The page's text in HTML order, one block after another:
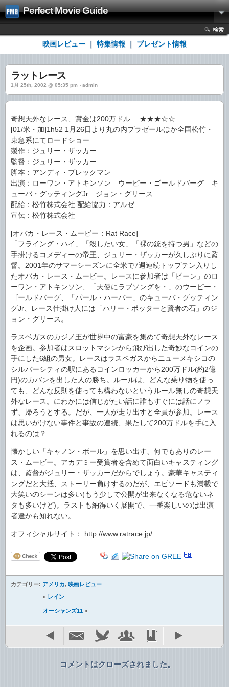
Perfect Movie Guide
検索
映画レビュー 特集情報 プレゼント情報
ラットレース
1月 25th, 2002 @ 05:35 pm › admin
奇想天外なレース、賞金は200万ドル ★★★☆☆
[01/米・加]1h52 1月26日より丸の内プラゼールほか全国松竹・
東急系にてロードショー
製作：ジュリー・ザッカー
監督：ジュリー・ザッカー
脚本：アンディ・ブレックマン
出演：ローワン・アトキンソン ウーピー・ゴールドバーグ キ
ューバ・グッティングJr ジョン・グリース
配給：松竹株式会社 配給協力：アルゼ
宣伝：松竹株式会社
[オバカ・レース・ムービー：Rat Race]
「フライング・ハイ」「殺したい女」「裸の銃を持つ男」などの
手掛けるコメディーの帝王、ジュリー・ザッカーが久しぶりに監
督。2001年のサマーシーズンに全米で7週連続トップテン入りし
たオバカ・レース・ムービー。レースに参加者は「ビーン」のロ
ーワン・アトキンソン、「天使にラブソングを・」のウーピー・
ゴールドバーグ、「パール・ハーバー」のキューバ・グッティン
グJr、レース仕掛け人には「ハリー・ポッターと賢者の石」のジ
ョン・グリース。
ラスベガスのカジノ王が世界中の富豪を集めて奇想天外なレース
を企画。参加者はスロットマシンから飛び出した奇妙なコインの
手にした6組の男女。レースはラスベガスからニューメキシコの
シルバーシティの駅にあるコインロッカーから200万ドル(約2億
円)のカバンを出した人の勝ち。ルールは、どんな乗り物を使っ
ても、どんな反則を使っても構わないというルール無しの奇想天
外なレース。にわかには信じがたい話に誰もすぐには話にノラ
ず、帰ろうとする。だが、一人が走り出すと全員が参加。レース
は思いがけない事件と事故の連続、果たして200万ドルを手に入
れるのは？
懐かしい「キャノン・ボール」を思い出す、何でもありのレー
ス・ムービー。アカデミー受賞者を含めて面白いキャスティング
は、監督がジュリー・ザッカーだからでしょう。豪華キャスティ
ングだと大抵、ストーリー負けするのだが、エピソードも満載で
大笑いのシーンは多い(もう少しで公開が出来なくなる危ないネ
タも多いけど)。ラストも納得いく展開で、一番楽しいのは出演
者達かも知れない。
オフィシャルサイト： http://www.ratrace.jp/
カテゴリー: アメリカ, 映画レビュー
« レイン
オーシャンズ11 »
コメントはクローズされました。